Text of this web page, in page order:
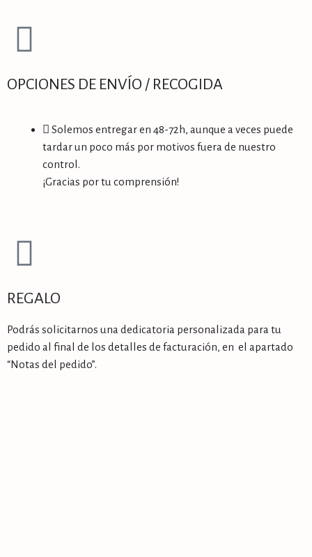
OPCIONES DE ENVÍO / RECOGIDA
Solemos entregar en 48-72h, aunque a veces puede
tardar un poco más por motivos fuera de nuestro
control.
¡Gracias por tu comprensión!
REGALO
Podrás solicitarnos una dedicatoria personalizada para tu
pedido al final de los detalles de facturación, en el apartado
“Notas del pedido”.